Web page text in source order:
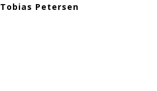
Tobias Petersen